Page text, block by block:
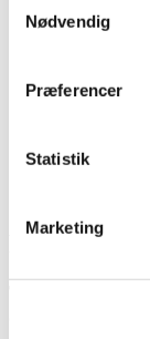
Nødvendig
Præferencer
Statistik
Marketing
Relaterede